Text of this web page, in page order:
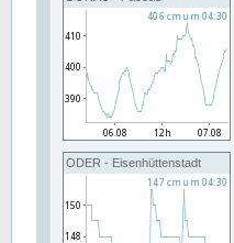
ODER - Eisenhüttenstadt